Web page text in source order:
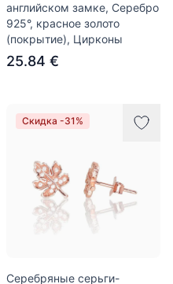
английском замке, Серебро
925°, красное золото
(покрытие), Цирконы
25.84 €
Скидка -31%
Серебряные серьги-